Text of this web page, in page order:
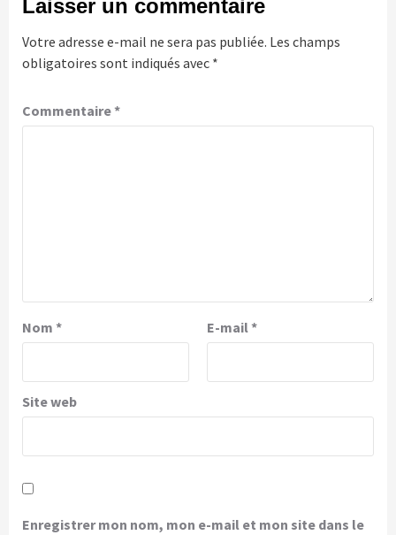
Laisser un commentaire
Votre adresse e-mail ne sera pas publiée. Les champs
obligatoires sont indiqués avec *
Commentaire*
Nom * E-mail *
Site web
Enregistrer mon nom, mon e-mail et mon site dans le